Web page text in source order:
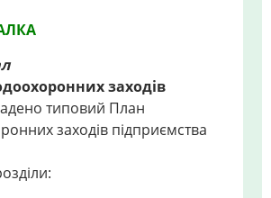
заходів
типовий План
заходів підприємства